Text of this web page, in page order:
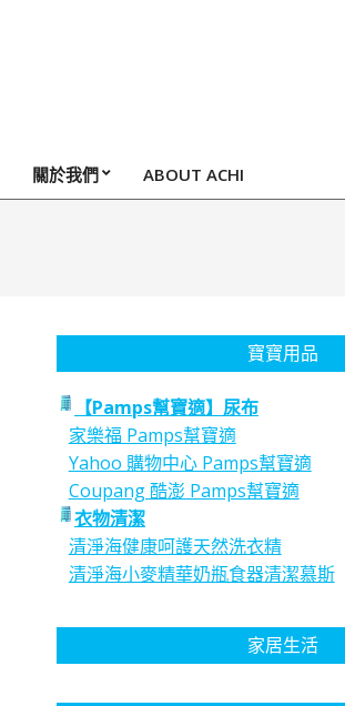
關於我們 ABOUT ACHI
寶寶用品
【Pamps幫寶適】尿布
家樂福 Pamps幫寶適
Yahoo 購物中心 Pamps幫寶適
Coupang 酷澎 Pamps幫寶適
衣物清潔
清淨海健康呵護天然洗衣精
清淨海小麥精華奶瓶食器清潔慕斯
家居生活